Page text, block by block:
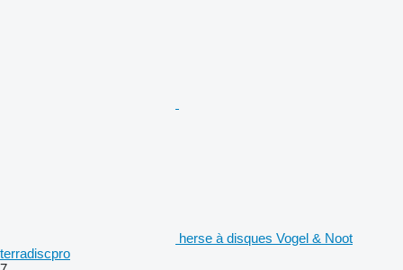
herse à disques Vogel & Noot
terradiscpro